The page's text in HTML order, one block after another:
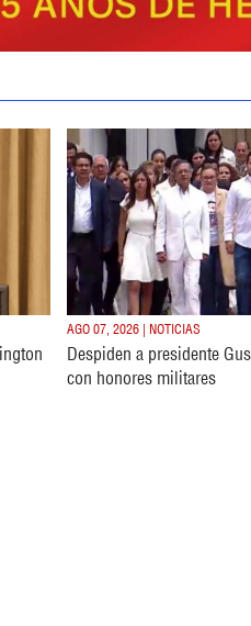
AGO 07, 2026 | NOTICIAS
Despiden a presidente
con honores militares